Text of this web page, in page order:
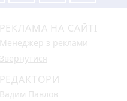
РЕКЛАМА НА САЙТІ
Менеджер з реклами
Звернутися
РЕДАКТОРИ
Вадим Павлов